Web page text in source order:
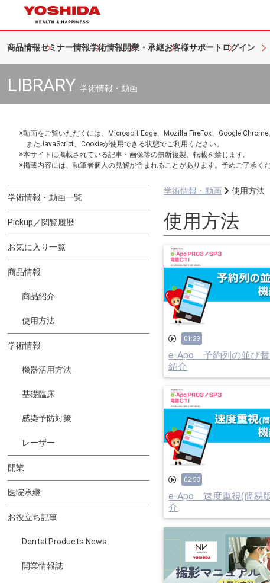
商品情報セミナー情報学術情報開業・承継お客様サポート ログイン
LIBRARY 学術情報・動画
※動画をご覧いただくには、Microsoft Edge、Mozilla FireFox、Google
またJavaScript、Cookieが使用できる状態でご利用ください。
※本サイトに掲載されている記事・画像等の無断複製、転載を禁じます。
※掲載内容には、執筆者個人の見解が含まれることがあります。予めご了承くだ
学術情報・動画一覧
Pickup／閲覧履歴
お気に入り一覧
商品情報
商品紹介
使用方法
学術情報
機器活用方法
基礎臨床
感染予防対策
レーザー
開業
医院承継
お役立ち記事
Dental Products News
開業情報誌
学術情報・動画 使用方法
使用方法
01:29
e-Apo 予約列の並び
紹介
02:58
e-Apo 速度重視(簡易
介